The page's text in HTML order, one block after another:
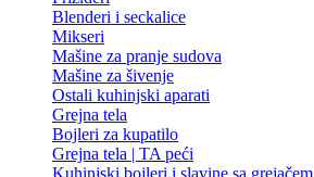
Blenderi i seckalice
Mikseri
Mašine za pranje sudova
Mašine za šivenje
Ostali kuhinjski aparati
Grejna tela
Bojleri za kupatilo
Grejna tela | TA peći
Kuhinjski bojleri i slavine sa grejačem